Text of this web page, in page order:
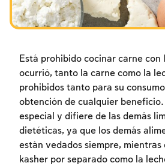
Está prohibido cocinar carne con
ocurrió, tanto la carne como la
prohibidos tanto para su
obtención de cualquier
especial y difiere de las demás
dietéticas, ya que los demás
están vedados siempre,
kasher por separado como la